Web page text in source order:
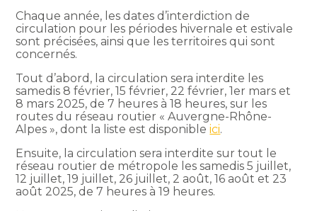
Chaque année, les dates d’interdiction de
circulation pour les périodes hivernale et estivale
sont précisées, ainsi que les territoires qui sont
concernés.
Tout d’abord, la circulation sera interdite les
samedis 8 février, 15 février, 22 février, 1er mars et
8 mars 2025, de 7 heures à 18 heures, sur les
routes du réseau routier « Auvergne-Rhône-
Alpes », dont la liste est disponibleici.
Ensuite, la circulation sera interdite sur tout le
réseau routier de métropole les samedis 5 juillet,
12 juillet, 19 juillet, 26 juillet, 2 août, 16 août et 23
août 2025, de 7 heures à 19 heures.